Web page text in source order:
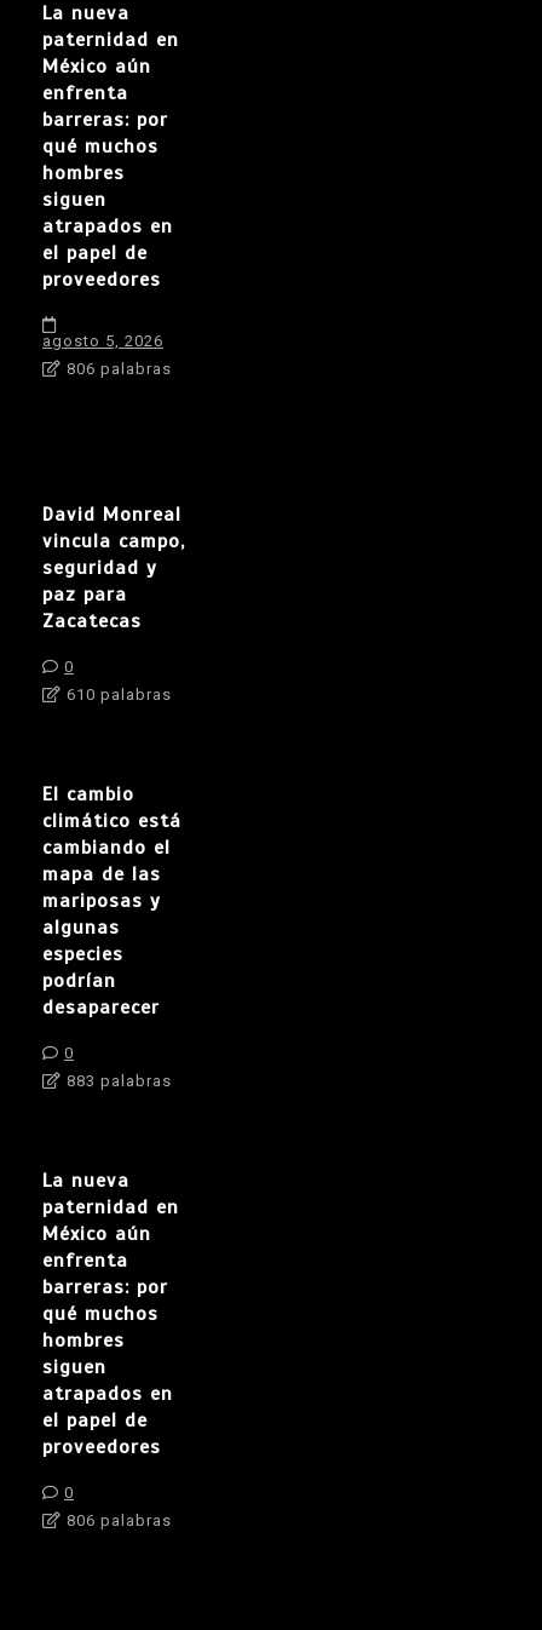
La nueva
paternidad en
México aún
enfrenta
barreras: por
qué muchos
hombres
siguen
atrapados en
el papel de
proveedores
agosto 5, 2026
806 palabras
David Monreal
vincula campo,
seguridad y
paz para
Zacatecas
0
610 palabras
El cambio
climático está
cambiando el
mapa de las
mariposas y
algunas
especies
podrían
desaparecer
0
883 palabras
La nueva
paternidad en
México aún
enfrenta
barreras: por
qué muchos
hombres
siguen
atrapados en
el papel de
proveedores
0
806 palabras